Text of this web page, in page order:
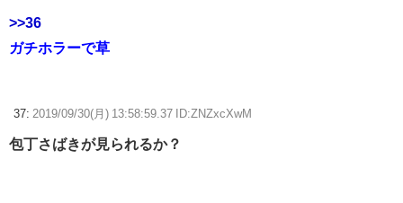
>>36
ガチホラーで草
37: 2019/09/30(月) 13:58:59.37 ID:ZNZxcXwM
包丁さばきが見られるか？